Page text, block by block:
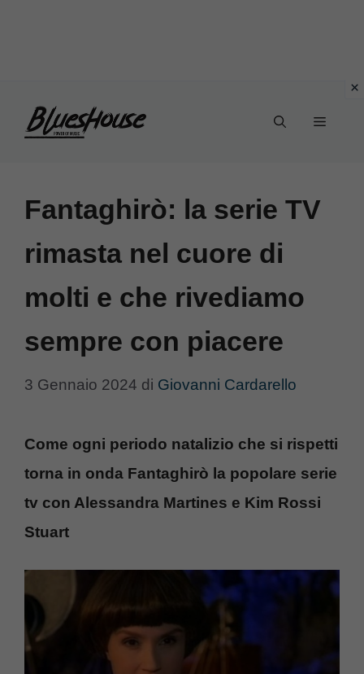
Menu
Fantaghirò: la serie TV
rimasta nel cuore di
molti e che rivediamo
sempre con piacere
3 Gennaio 2024 di Giovanni Cardarello
Come ogni periodo natalizio che si rispetti
torna in onda Fantaghirò la popolare serie
tv con Alessandra Martines e Kim Rossi
Stuart